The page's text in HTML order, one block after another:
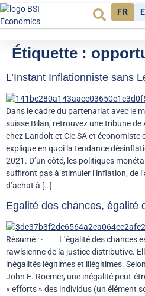
FR
Étiquette :
L’Instant Inflationniste sans
Dans le cadre du partenariat avec le
suisse Bilan, retrouvez une tribune
chez Landolt et Cie SA et économiste
explique en quoi la tendance
2021. D’un côté, les politiques
suffiront pas à stimuler l’inflation, de
d’achat à […]
Egalité des chances, égalité
Résumé : · L’égalité des chances
rawlsienne de la justice distributive.
inégalités légitimes et illégitimes.
John E. Roemer, une inégalité peut-
« efforts » des individus (un élément